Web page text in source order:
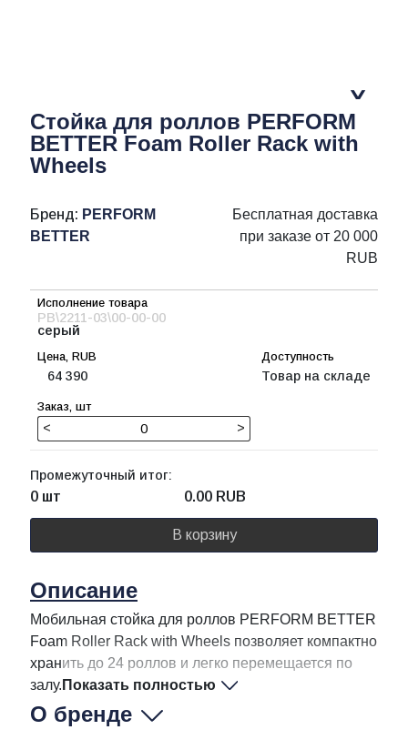
Стойка для роллов PERFORM
BETTER Foam Roller Rack with
Wheels
Бренд: PERFORM
BETTER
Бесплатная доставка
при заказе от 20 000
RUB
PB\2211-03\00-00-00
серый
64 390 Товар на складе
< >
Промежуточный итог:
0 шт 0.00 RUB
В корзину
Описание
Мобильная стойка для роллов PERFORM BETTER
Foam Roller Rack with Wheels позволяет компактно
хранить до 24 роллов и легко перемещается по
залу. Показать полностью
О бренде